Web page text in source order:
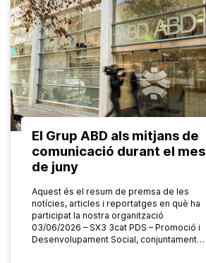
El Grup ABD als mitjans de
comunicació durant el mes
de juny
Aquest és el resum de premsa de les
notícies, articles i reportatges en què ha
participat la nostra organització
03/06/2026 – SX3 3cat PDS – Promoció i
Desenvolupament Social, conjuntament…